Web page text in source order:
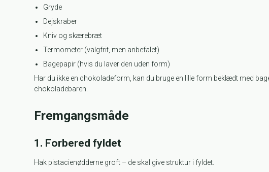
Gryde
Dejskraber
Kniv og skærebræt
Termometer (valgfrit, men anbefalet)
Bagepapir (hvis du laver den uden form)
Har du ikke en chokoladeform, kan du bruge en lille form beklædt med
chokoladebaren.
Fremgangsmåde
1. Forbered fyldet
Hak pistacienødderne groft – de skal give struktur i fyldet.